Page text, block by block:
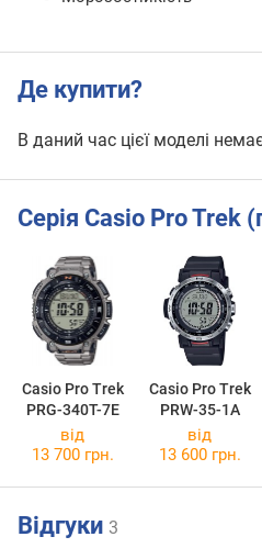
Де купити?
В даний час цієї моделі
Серія Casio Pro Trek
Casio Pro Trek
PRG-340T-7E
Casio Pro Trek
PRW-35-1A
від
13 700 грн.
від
13 600 грн.
Відгуки 3